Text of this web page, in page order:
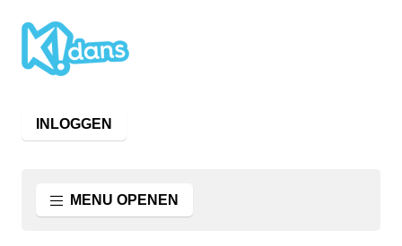
INLOGGEN
MENU OPENEN